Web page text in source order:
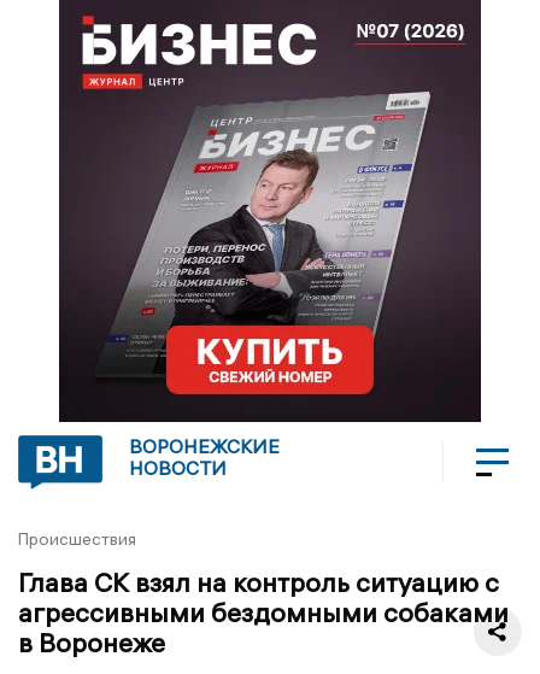
ВОРОНЕЖСКИЕ
НОВОСТИ
Происшествия
Глава СК взял на контроль ситуацию с
агрессивными бездомными собаками
в Воронеже